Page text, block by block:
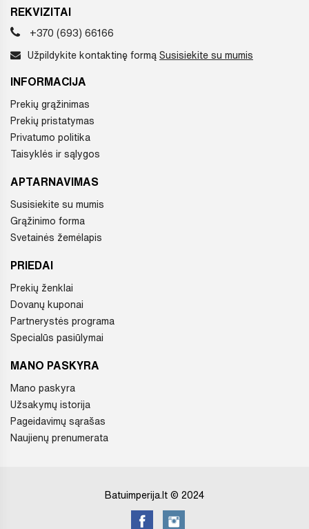
REKVIZITAI
+370 (693) 66166
Užpildykite kontaktinę formą Susisiekite su mumis
INFORMACIJA
Prekių grąžinimas
Prekių pristatymas
Privatumo politika
Taisyklės ir sąlygos
APTARNAVIMAS
Susisiekite su mumis
Grąžinimo forma
Svetainės žemėlapis
PRIEDAI
Prekių ženklai
Dovanų kuponai
Partnerystės programa
Specialūs pasiūlymai
MANO PASKYRA
Mano paskyra
Užsakymų istorija
Pageidavimų sąrašas
Naujienų prenumerata
Batuimperija.lt © 2024